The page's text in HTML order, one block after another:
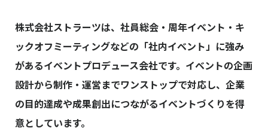
株式会社ストラーツは、社員総会・周年イベント・キ
ックオフミーティングなどの「社内イベント」に強み
があるイベントプロデュース会社です。イベントの企画
設計から制作・運営までワンストップで対応し、企業
の目的達成や成果創出につながるイベントづくりを得
意としています。